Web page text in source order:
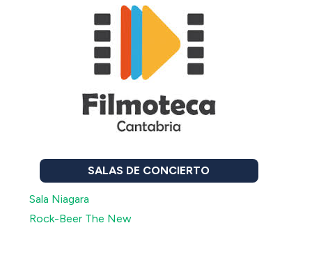
SALAS DE CONCIERTO
Sala Niagara
Rock-Beer The New